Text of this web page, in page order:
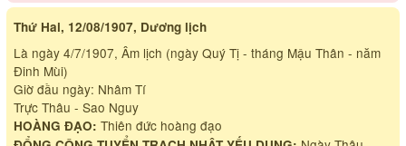
Thứ Hai, 12/08/1907, Dương lịch
Là ngày 4/7/1907, Âm lịch (ngày Quý Tị - tháng Mậu Thân - năm
Đinh Mùi)
Giờ đầu ngày: Nhâm Tí
Trực Thâu - Sao Nguy
HOÀNG ĐẠO: Thiên đức hoàng đạo